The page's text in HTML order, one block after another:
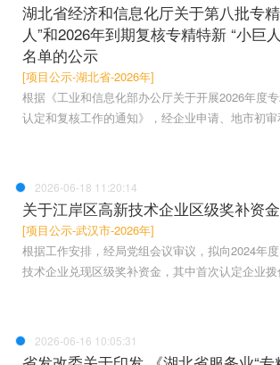
湖北省经济和信息化厅关于第八批专
人”和2026年到期复核专精特新 “小巨
名单的公示
[项目公示-湖北省-2026年]
根据《工业和信息化部办公厅关于开展2026年度
认定和复核工作的通知》，经企业申请、地市初
2026-06-18 11:20:14
关于江岸区高新技术企业区级奖补资
[项目公示-武汉市-2026年]
根据工作安排，经局党组会议审议，拟向2024年
技术企业兑现区级奖补资金，其中首次认定企业
2026-06-16 10:05:31